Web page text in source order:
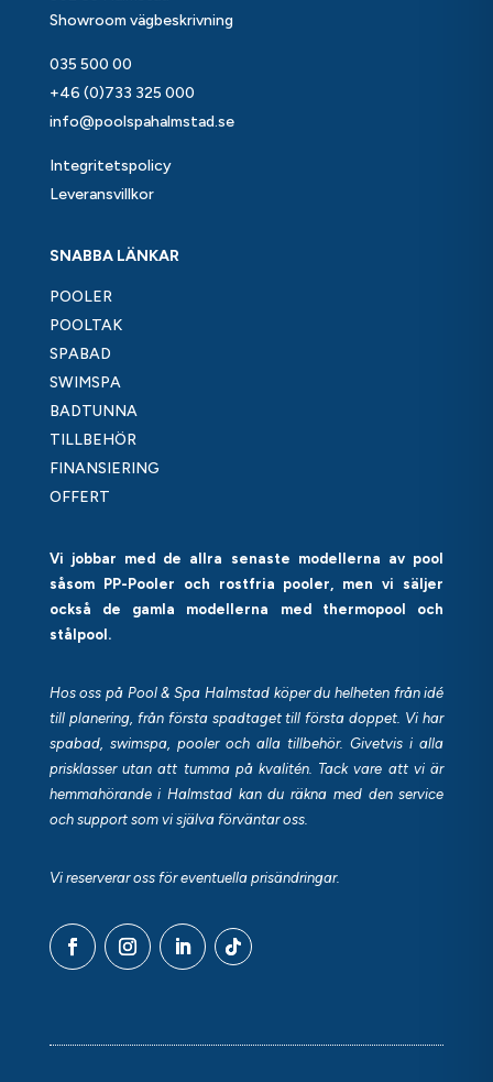
Showroom vägbeskrivning
035 500 00
+46 (0)733 325 000
info@poolspahalmstad.se
Integritetspolicy
Leveransvillkor
SNABBA LÄNKAR
POOLER
POOLTAK
SPABAD
SWIMSPA
BADTUNNA
TILLBEHÖR
FINANSIERING
OFFERT
Vi jobbar med de allra senaste modellerna av pool
såsom PP-Pooler och rostfria pooler, men vi säljer
också de gamla modellerna med thermopool och
stålpool.
Hos oss på Pool & Spa Halmstad köper du helheten från idé
till planering, från första spadtaget till första doppet. Vi har
spabad, swimspa, pooler och alla tillbehör. Givetvis i alla
prisklasser utan att tumma på kvalitén. Tack vare att vi är
hemmahörande i Halmstad kan du räkna med den service
och support som vi själva förväntar oss.
Vi reserverar oss för eventuella prisändringar.